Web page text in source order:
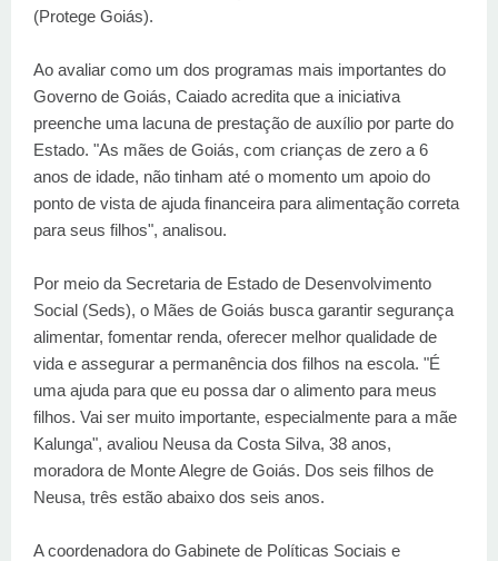
(Protege Goiás).
Ao avaliar como um dos programas mais importantes do
Governo de Goiás, Caiado acredita que a iniciativa
preenche uma lacuna de prestação de auxílio por parte do
Estado. "As mães de Goiás, com crianças de zero a 6
anos de idade, não tinham até o momento um apoio do
ponto de vista de ajuda financeira para alimentação correta
para seus filhos", analisou.
Por meio da Secretaria de Estado de Desenvolvimento
Social (Seds), o Mães de Goiás busca garantir segurança
alimentar, fomentar renda, oferecer melhor qualidade de
vida e assegurar a permanência dos filhos na escola. "É
uma ajuda para que eu possa dar o alimento para meus
filhos. Vai ser muito importante, especialmente para a mãe
Kalunga", avaliou Neusa da Costa Silva, 38 anos,
moradora de Monte Alegre de Goiás. Dos seis filhos de
Neusa, três estão abaixo dos seis anos.
A coordenadora do Gabinete de Políticas Sociais e